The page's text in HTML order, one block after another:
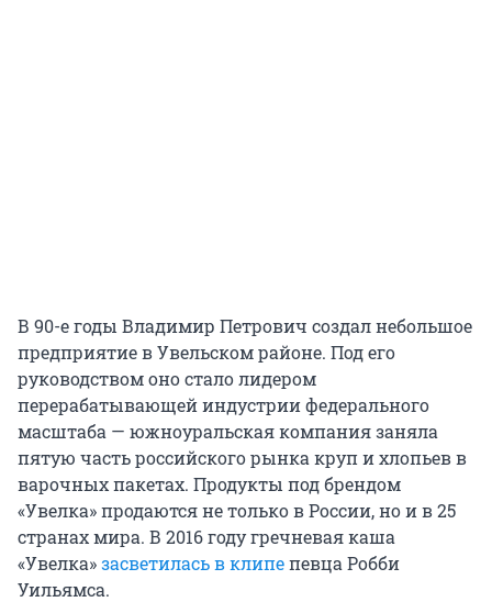
В 90-е годы Владимир Петрович создал небольшое
предприятие в Увельском районе. Под его
руководством оно стало лидером
перерабатывающей индустрии федерального
масштаба — южноуральская компания заняла
пятую часть российского рынка круп и хлопьев в
варочных пакетах. Продукты под брендом
«Увелка» продаются не только в России, но и в 25
странах мира. В 2016 году гречневая каша
«Увелка»засветилась в клипепевца Робби
Уильямса.